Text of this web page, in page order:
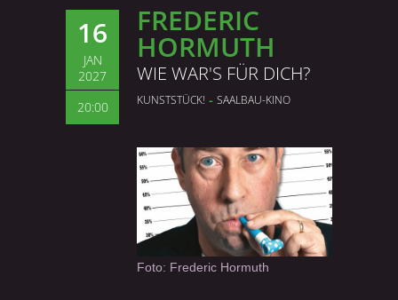
16
JAN
2027
20:00
FREDERIC
HORMUTH
WIE WAR'S FÜR DICH?
KUNSTSTÜCK! - SAALBAU-KINO
Foto: Frederic Hormuth